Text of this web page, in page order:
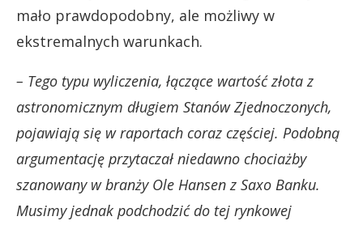
mało prawdopodobny, ale możliwy w
ekstremalnych warunkach.
– Tego typu wyliczenia, łączące wartość złota z
astronomicznym długiem Stanów Zjednoczonych,
pojawiają się w raportach coraz częściej. Podobną
argumentację przytaczał niedawno chociażby
szanowany w branży Ole Hansen z Saxo Banku.
Musimy jednak podchodzić do tej rynkowej